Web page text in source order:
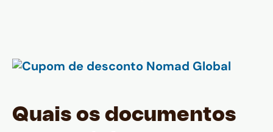
Quais os documentos